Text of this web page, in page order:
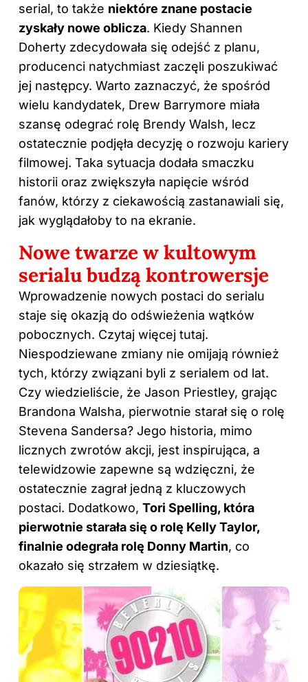
serial, to także niektóre znane postacie
zyskały nowe oblicza. Kiedy Shannen
Doherty zdecydowała się odejść z planu,
producenci natychmiast zaczęli poszukiwać
jej następcy. Warto zaznaczyć, że spośród
wielu kandydatek, Drew Barrymore miała
szansę odegrać rolę Brendy Walsh, lecz
ostatecznie podjęła decyzję o rozwoju kariery
filmowej. Taka sytuacja dodała smaczku
historii oraz zwiększyła napięcie wśród
fanów, którzy z ciekawością zastanawiali się,
jak wyglądałoby to na ekranie.
Nowe twarze w kultowym
serialu budzą kontrowersje
Wprowadzenie nowych postaci do serialu
staje się okazją do odświeżenia wątków
pobocznych. Czytaj więcej tutaj.
Niespodziewane zmiany nie omijają również
tych, którzy związani byli z serialem od lat.
Czy wiedzieliście, że Jason Priestley, grając
Brandona Walsha, pierwotnie starał się o rolę
Stevena Sandersa? Jego historia, mimo
licznych zwrotów akcji, jest inspirująca, a
telewidzowie zapewne są wdzięczni, że
ostatecznie zagrał jedną z kluczowych
postaci. Dodatkowo, Tori Spelling, która
pierwotnie starała się o rolę Kelly Taylor,
finalnie odegrała rolę Donny Martin, co
okazało się strzałem w dziesiątkę.